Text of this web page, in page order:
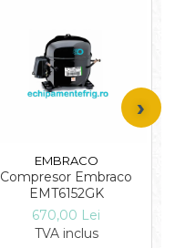
EMBRACO
Compresor Embraco
EMT6152GK
670,00 Lei
TVA inclus